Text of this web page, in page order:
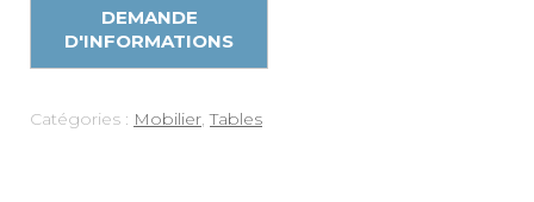
Catégories : Mobilier,Tables